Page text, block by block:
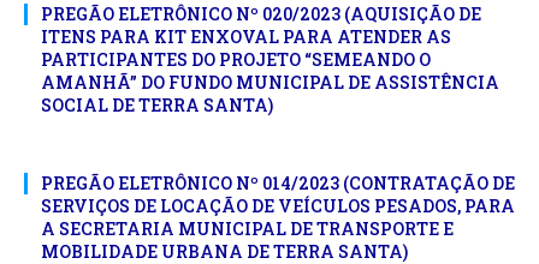
PREGÃO ELETRÔNICO Nº 020/2023 (AQUISIÇÃO DE
ITENS PARA KIT ENXOVAL PARA ATENDER AS
PARTICIPANTES DO PROJETO “SEMEANDO O
AMANHÃ” DO FUNDO MUNICIPAL DE ASSISTÊNCIA
SOCIAL DE TERRA SANTA)
PREGÃO ELETRÔNICO Nº 014/2023 (CONTRATAÇÃO DE
SERVIÇOS DE LOCAÇÃO DE VEÍCULOS PESADOS, PARA
A SECRETARIA MUNICIPAL DE TRANSPORTE E
MOBILIDADE URBANA DE TERRA SANTA)